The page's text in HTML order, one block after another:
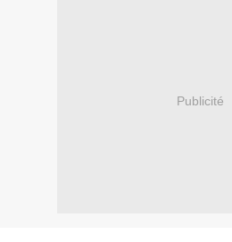
Publicité